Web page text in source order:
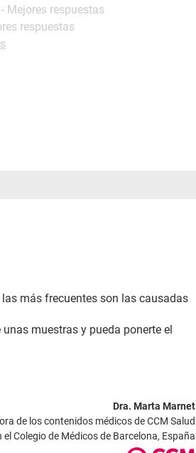
- Mejores respuestas
respuestas
más frecuentes son las causadas
muestras y pueda ponerte el
Dra. Marta Marnet
de los contenidos médicos de CCM Salud
Colegio de Médicos de Barcelona, España